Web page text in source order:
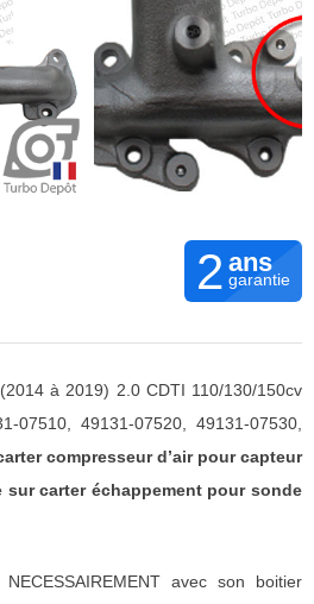
2 ans
garantie
à 2019) 2.0 CDTI 110/130/150cv
07510, 49131-07520, 49131-07530,
compresseur d’air pour capteur
sur carter échappement pour sonde
avec son boitier